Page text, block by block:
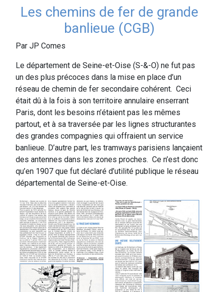
Les chemins de fer de grande
banlieue (CGB)
Par JP Comes
Le département de Seine-et-Oise (S-&-O) ne fut pas
un des plus précoces dans la mise en place d’un
réseau de chemin de fer secondaire cohérent. Ceci
était dû à la fois à son territoire annulaire enserrant
Paris, dont les besoins n’étaient pas les mêmes
partout, et à sa traversée par les lignes structurantes
des grandes compagnies qui offraient un service
banlieue. D’autre part, les tramways parisiens lançaient
des antennes dans les zones proches. Ce n’est donc
qu’en 1907 que fut déclaré d’utilité publique le réseau
départemental de Seine-et-Oise.